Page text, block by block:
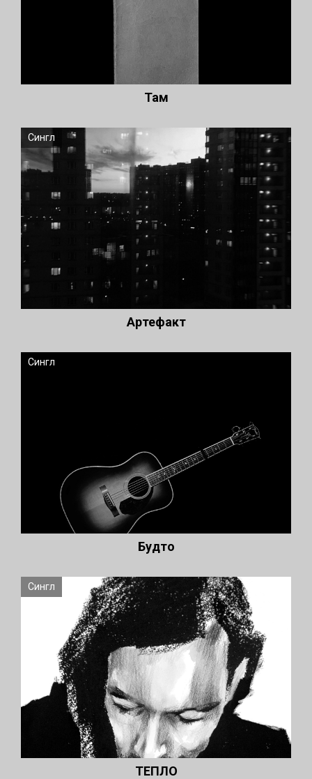
Там
Сингл
Артефакт
Сингл
Будто
Сингл
ТЕПЛО